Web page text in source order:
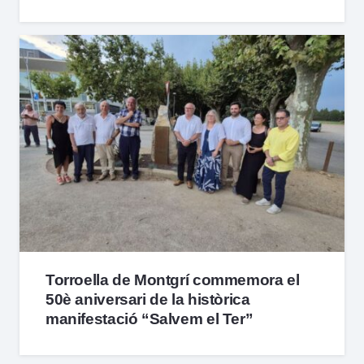
Torroella de Montgrí commemora el
50è aniversari de la històrica
manifestació “Salvem el Ter”